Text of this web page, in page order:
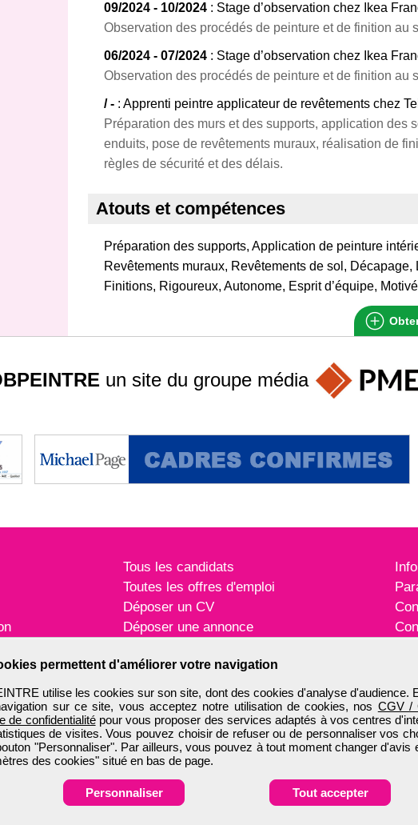
09/2024 - 10/2024 : Stage d’observation chez Ikea
Observation des procédés de peinture et de finition au
06/2024 - 07/2024 : Stage d’observation chez Ikea
Observation des procédés de peinture et de finition au
/ - : Apprenti peintre applicateur de revêtements chez
Préparation des murs et des supports, application des
enduits, pose de revêtements muraux, réalisation de
règles de sécurité et des délais.
Atouts et compétences
Préparation des supports, Application de peinture
Revêtements muraux, Revêtements de sol, Décapage,
Finitions, Rigoureux, Autonome, Esprit d’équipe,
permettent d'améliorer votre navigation
utilise les cookies sur son site, dont des cookies d'analyse d'audience.
sur ce site, vous acceptez notre utilisation de cookies, nos CGV /
de confidentialitépour vous proposer des services adaptés à vos centres
de visites. Vous pouvez choisir de refuser ou de personnaliser vos
"Personnaliser". Par ailleurs, vous pouvez à tout moment changer d'avis
des cookies" situé en bas de page.
Personnaliser Tout accepter
un site du groupe média
Tous les candidats
Toutes les offres d'emploi
Déposer un CV
Déposer une annonce